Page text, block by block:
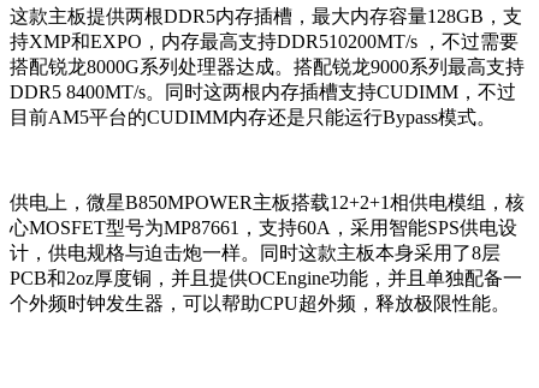
这款主板提供两根DDR5内存插槽，最大内存容量128GB，支
持XMP和EXPO，内存最高支持DDR510200MT/s ，不过需要
搭配锐龙8000G系列处理器达成。搭配锐龙9000系列最高支持
DDR5 8400MT/s。同时这两根内存插槽支持CUDIMM，不过
目前AM5平台的CUDIMM内存还是只能运行Bypass模式。
供电上，微星B850MPOWER主板搭载12+2+1相供电模组，核
心MOSFET型号为MP87661，支持60A，采用智能SPS供电设
计，供电规格与迫击炮一样。同时这款主板本身采用了8层
PCB和2oz厚度铜，并且提供OCEngine功能，并且单独配备一
个外频时钟发生器，可以帮助CPU超外频，释放极限性能。